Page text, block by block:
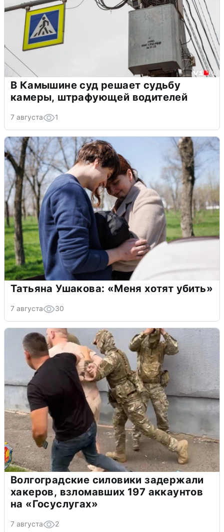
В Камышине суд решает судьбу
камеры, штрафующей водителей
7 августа 1
Татьяна Ушакова: «Меня хотят убить»
7 августа 30
Волгоградские силовики задержали
хакеров, взломавших 197 аккаунтов
на «Госуслугах»
7 августа 2